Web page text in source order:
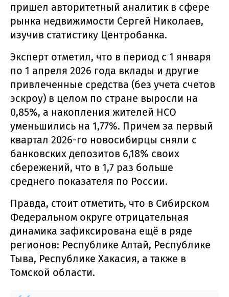
пришел авторитетный аналитик в сфере
рынка недвижимости Сергей Николаев,
изучив статистику Центробанка.
Эксперт отметил, что в период с 1 января
по 1 апреля 2026 года вклады и другие
привлеченные средства (без учета счетов
эскроу) в целом по стране выросли на
0,85%, а накопления жителей НСО
уменьшились на 1,77%. Причем за первый
квартал 2026-го новосибирцы сняли с
банковских депозитов 6,18% своих
сбережений, что в 1,7 раз больше
среднего показателя по России.
Правда, стоит отметить, что в Сибирском
Федеральном округе отрицательная
динамика зафиксирована ещё в ряде
регионов: Республике Алтай, Республике
Тыва, Республике Хакасия, а также в
Томской области.